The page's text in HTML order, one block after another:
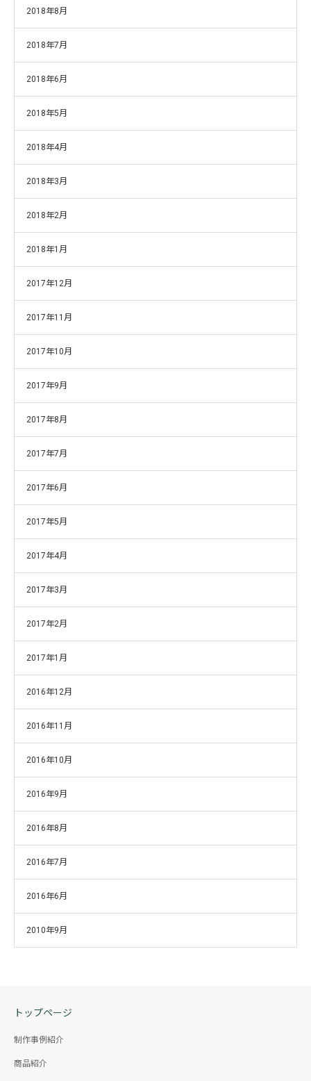
2018年8月
2018年7月
2018年6月
2018年5月
2018年4月
2018年3月
2018年2月
2018年1月
2017年12月
2017年11月
2017年10月
2017年9月
2017年8月
2017年7月
2017年6月
2017年5月
2017年4月
2017年3月
2017年2月
2017年1月
2016年12月
2016年11月
2016年10月
2016年9月
2016年8月
2016年7月
2016年6月
2010年9月
トップページ
制作事例紹介
商品紹介